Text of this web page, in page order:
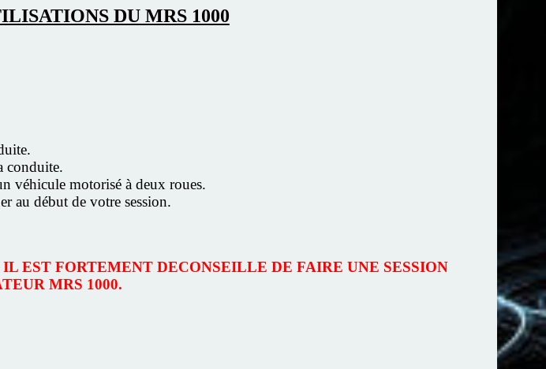
DU MRS 1000
conduite.
véhicule motorisé à deux roues.
au début de votre session.
EST FORTEMENT DECONSEILLE DE FAIRE UNE SESSION
MRS 1000.